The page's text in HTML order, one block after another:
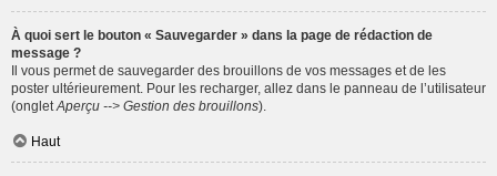
À quoi sert le bouton « Sauvegarder » dans la page de rédaction de
message ?
Il vous permet de sauvegarder des brouillons de vos messages et de les
poster ultérieurement. Pour les recharger, allez dans le panneau de l’utilisateur
(onglet Aperçu --> Gestion des brouillons).
Haut